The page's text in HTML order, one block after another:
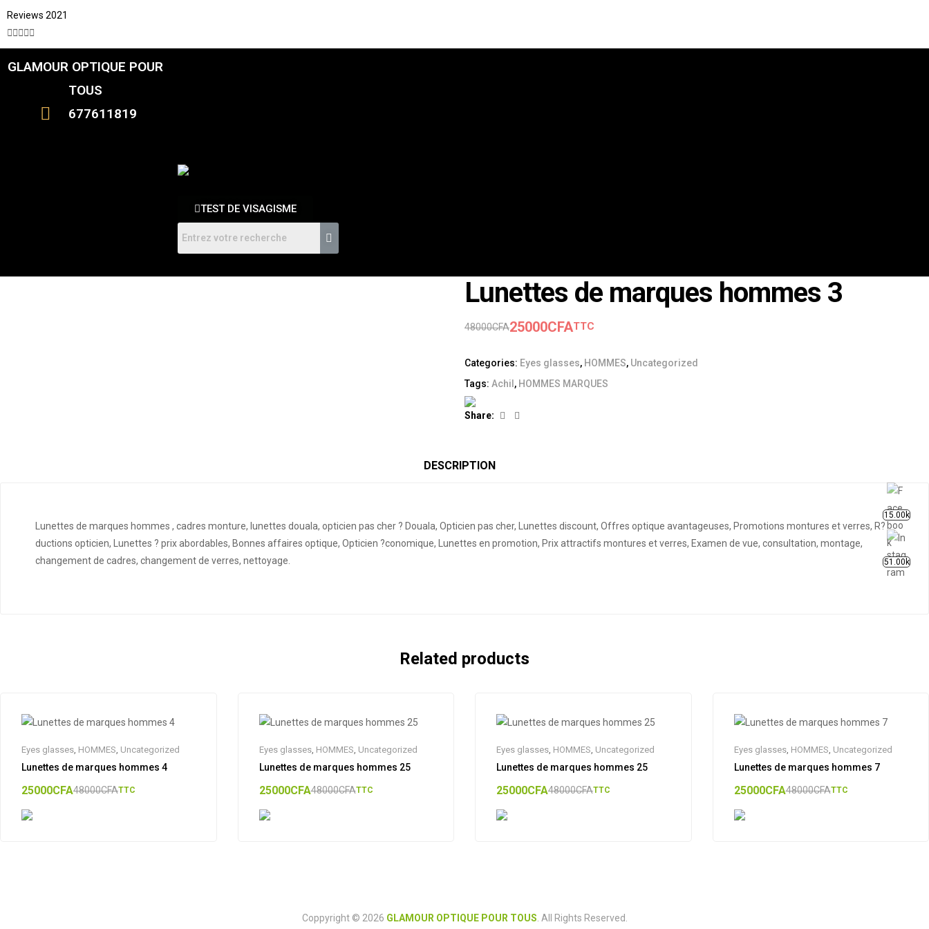
Reviews 2021

GLAMOUR OPTIQUE POUR
TOUS
677611819
TEST DE VISAGISME
Lunettes de marques hommes 3
48000CFA25000CFATTC
Categories: Eyes glasses, HOMMES, Uncategorized
Tags: Achil , HOMMES MARQUES
Share: Facebook
DESCRIPTION
Lunettes de marques hommes , cadres monture, lunettes douala, opticien pas cher ? Douala, Opticien pas cher, Lunettes discount, Offres optique avantageuses, Promotions montures et verres, R?
ductions opticien, Lunettes ? prix abordables, Bonnes affaires optique, Opticien ?conomique, Lunettes en promotion, Prix attractifs montures et verres, Examen de vue, consultation, montage,
changement de cadres, changement de verres, nettoyage.
Related products
Eyes glasses HOMMES Uncategorized
Lunettes de marques hommes 4
48000CFA
25000CFA TTC
Eyes glasses, HOMMES Uncategorized
Lunettes de marques hommes 25
48000CFA
25000CFA TTC
Eyes glasses HOMMES Uncategorized
Lunettes de marques hommes 25
48000CFA
25000CFA TTC
Eyes glasses, HOMMES Uncategorized
Lunettes de marques hommes 7
48000CFA
25000CFA TTC
Coppyright © 2026 GLAMOUR OPTIQUE POUR TOUS . All Rights Reserved.
15.00k
51.00k